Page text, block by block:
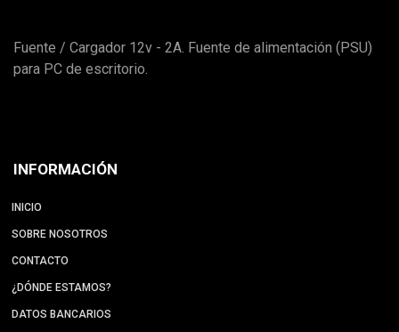
Fuente / Cargador 12v - 2A. Fuente de alimentación (PSU)
para PC de escritorio.
INFORMACIÓN
INICIO
SOBRE NOSOTROS
CONTACTO
¿DÓNDE ESTAMOS?
DATOS BANCARIOS